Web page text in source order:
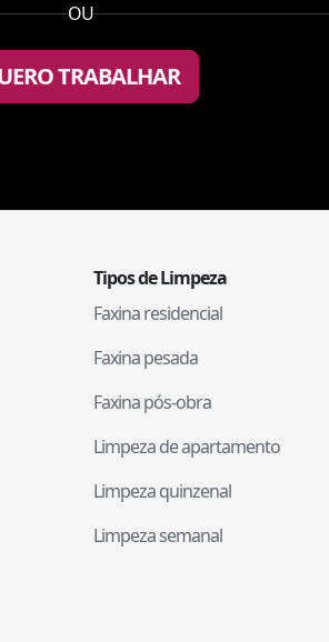
OU
TRABALHAR
Tipos de Limpeza
Faxina residencial
Faxina pesada
Faxina pós-obra
Limpeza de apartamento
Limpeza quinzenal
Limpeza semanal